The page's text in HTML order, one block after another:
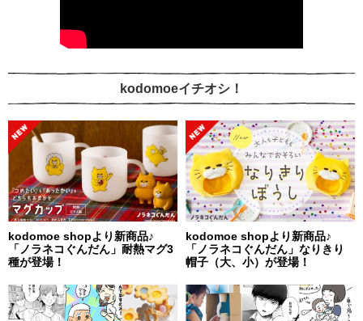
kodomoeイチオシ！
kodomoe shopより新商品♪
「ノラネコぐんだん」耐熱マグ3
種が登場！
kodomoe shopより新商品♪
「ノラネコぐんだん」なりきり
帽子（大、小）が登場！